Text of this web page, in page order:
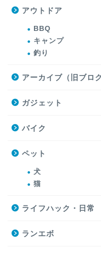
アウトドア
BBQ
キャンプ
釣り
アーカイブ（旧ブログ
ガジェット
バイク
ペット
犬
猫
ライフハック・日常
ランエボ